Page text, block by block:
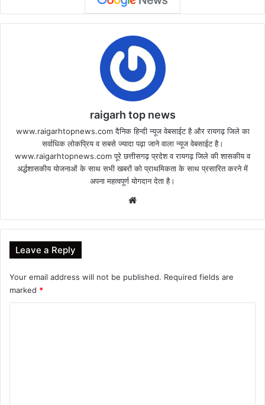
raigarh top news
www.raigarhtopnews.com दैनिक हिन्दी न्यूज वेबसाईट है और रायगढ़ जिले का
सर्वाधिक लोकप्रिय व सबसे ज्यादा पढ़ा जाने वाला न्यूज वेबसाईट है।
www.raigarhtopnews.com पूरे छत्तीसगढ़ प्रदेश व रायगढ़ जिले की शासकीय व
अर्द्धशासकीय योजनाओं के साथ सभी खबरों को प्राथमिकता के साथ प्रसारित करने में
अपना महत्वपूर्ण योगदान देता है।
Leave a Reply
Your email address will not be published. Required fields are
marked *